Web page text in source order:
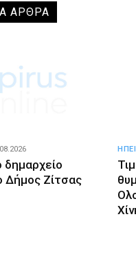
ΑΡΘΡΑ
δημαρχείο
Δήμος Ζίτσας